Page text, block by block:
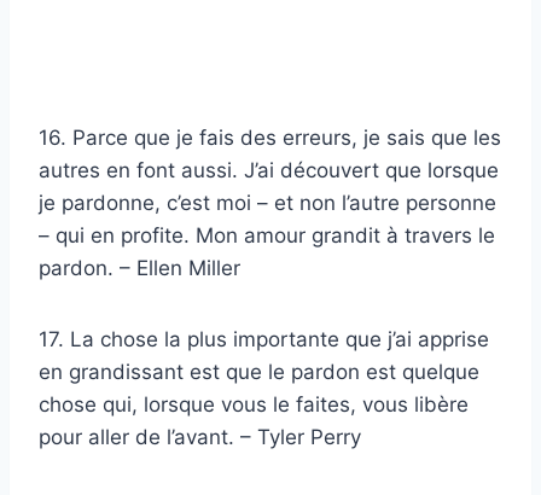
16. Parce que je fais des erreurs, je sais que les
autres en font aussi. J’ai découvert que lorsque
je pardonne, c’est moi – et non l’autre personne
– qui en profite. Mon amour grandit à travers le
pardon. – Ellen Miller
17. La chose la plus importante que j’ai apprise
en grandissant est que le pardon est quelque
chose qui, lorsque vous le faites, vous libère
pour aller de l’avant. – Tyler Perry